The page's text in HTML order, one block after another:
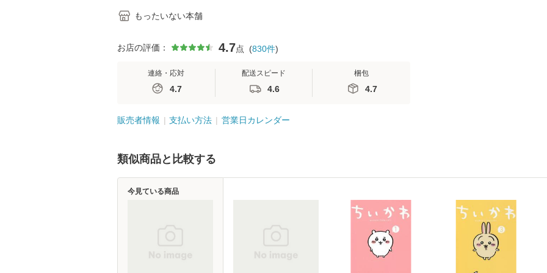
もったいない本舗
お店の評価： 4.7点 (830件)
連絡・応対
4.7
配送スピード
4.6
梱包
4.7
販売者情報 支払い方法 営業日カレンダー
類似商品と比較する
今見ている商品